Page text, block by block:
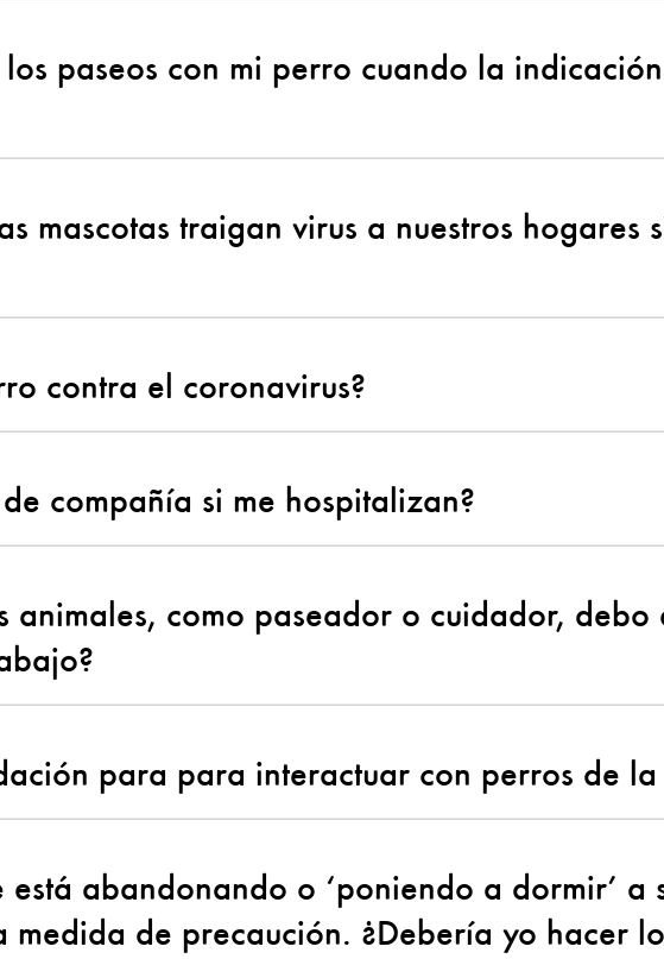
paseos con mi perro cuando la
mascotas traigan virus a nuestros hogares
contra el coronavirus?
compañía si me hospitalizan?
animales, como paseador o cuidador, debo
para para interactuar con perros de la
abandonando o ‘poniendo a dormir’ a
medida de precaución. ¿Debería yo hacer